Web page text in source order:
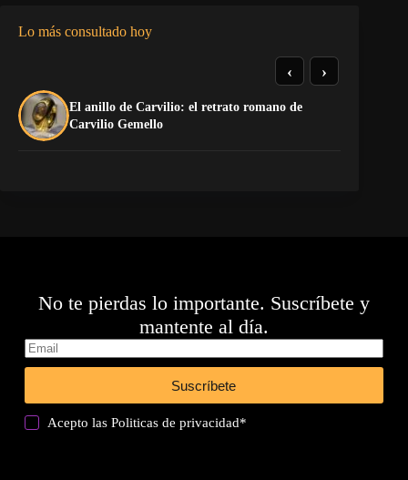
Lo más consultado hoy
El anillo de Carvilio: el retrato romano de
Carvilio Gemello
‹ ›
No te pierdas lo importante. Suscríbete y
mantente al día.
Suscríbete
Acepto lasPoliticas de privacidad*